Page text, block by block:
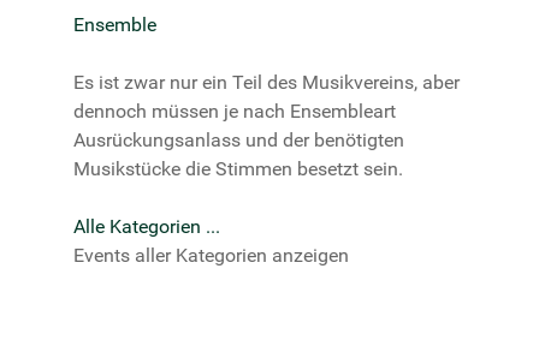
Ensemble
Es ist zwar nur ein Teil des Musikvereins, aber
dennoch müssen je nach Ensembleart
Ausrückungsanlass und der benötigten
Musikstücke die Stimmen besetzt sein.
Alle Kategorien ...
Events aller Kategorien anzeigen